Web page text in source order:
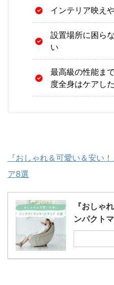
インテリア映え
設置場所に困ら
い
最高級の性能ま
度全身はケアし
『おしゃれ＆可愛い＆安い
ア8選
『おしゃ
ンパクト